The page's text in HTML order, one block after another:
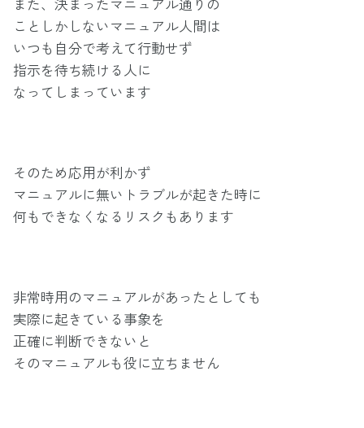
ことしかしないマニュアル人間は
いつも自分で考えて行動せず
指示を待ち続ける人に
なってしまっています
そのため応用が利かず
マニュアルに無いトラブルが起きた時に
何もできなくなるリスクもあります
非常時用のマニュアルがあったとしても
実際に起きている事象を
正確に判断できないと
そのマニュアルも役に立ちません